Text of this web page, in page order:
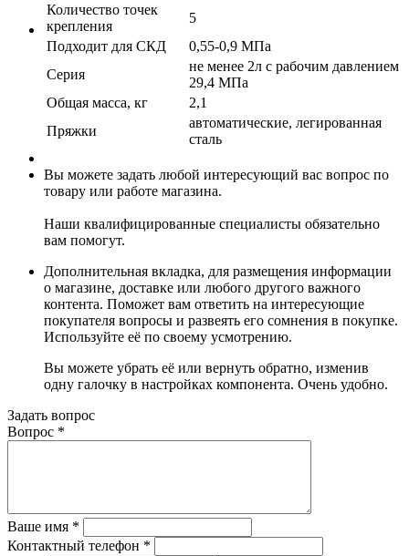
Количество точек
крепления
5
Подходит для СКД
0,55-0,9 МПа
Серия
не менее 2л с рабочим давлением
29,4 МПа
Общая масса, кг
2,1
Пряжки
автоматические, легированная
сталь
Вы можете задать любой интересующий вас вопрос по
товару или работе магазина.
Наши квалифицированные специалисты обязательно
вам помогут.
Дополнительная вкладка, для размещения информации
о магазине, доставке или любого другого важного
контента. Поможет вам ответить на интересующие
покупателя вопросы и развеять его сомнения в покупке.
Используйте её по своему усмотрению.
Вы можете убрать её или вернуть обратно, изменив
одну галочку в настройках компонента. Очень удобно.
Задать вопрос
Вопрос *
Ваше имя *
Контактный телефон *